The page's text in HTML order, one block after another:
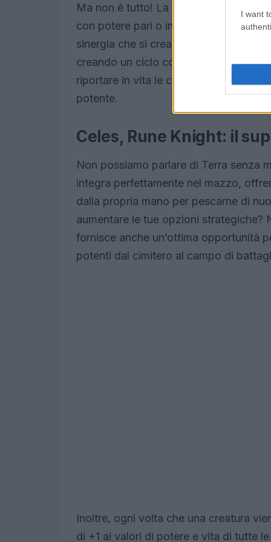
I want
Ma non è tutto! La seconda abilità di
con potere pari o inferiore a tre dal
sinergia che si crea: recuperare le
creando un ciclo continuo di rinascita
riportare in vita le creature decimate
potente.
Celes, Rune Knight: il
Non possiamo parlare di Terra senza
integra perfettamente nel mazzo,
dalla propria mano per pescarne di
aumentare le tue opzioni
fornisce anche un’ottima opportunità
potenti dal cimitero al campo di
Inoltre, ogni volta che una creatura
di +1 ai valori di potere e vita di tutte